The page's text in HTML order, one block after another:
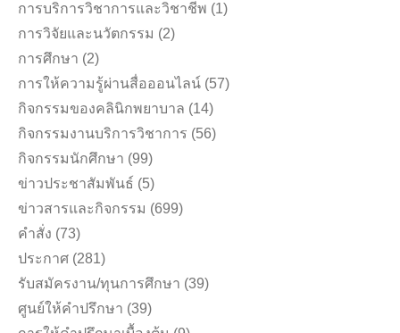
การบริการวิชาการและวิชาชีพ (1)
การวิจัยและนวัตกรรม (2)
การศึกษา (2)
การให้ความรู้ผ่านสื่อออนไลน์ (57)
กิจกรรมของคลินิกพยาบาล (14)
กิจกรรมงานบริการวิชาการ (56)
กิจกรรมนักศึกษา (99)
ข่าวประชาสัมพันธ์ (5)
ข่าวสารและกิจกรรม (699)
คำสั่ง (73)
ประกาศ (281)
รับสมัครงาน/ทุนการศึกษา (39)
ศูนย์ให้คำปรึกษา (39)